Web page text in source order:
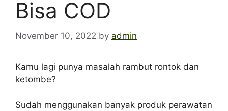
Bisa COD
November 10, 2022 by admin
Kamu lagi punya masalah rambut rontok dan
ketombe?
Sudah menggunakan banyak produk perawatan